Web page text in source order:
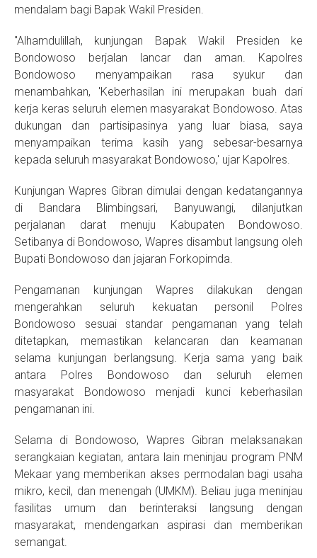
mendalam bagi Bapak Wakil Presiden.
"Alhamdulillah, kunjungan Bapak Wakil Presiden ke
Bondowoso berjalan lancar dan aman. Kapolres
Bondowoso menyampaikan rasa syukur dan
menambahkan, 'Keberhasilan ini merupakan buah dari
kerja keras seluruh elemen masyarakat Bondowoso. Atas
dukungan dan partisipasinya yang luar biasa, saya
menyampaikan terima kasih yang sebesar-besarnya
kepada seluruh masyarakat Bondowoso,' ujar Kapolres.
Kunjungan Wapres Gibran dimulai dengan kedatangannya
di Bandara Blimbingsari, Banyuwangi, dilanjutkan
perjalanan darat menuju Kabupaten Bondowoso.
Setibanya di Bondowoso, Wapres disambut langsung oleh
Bupati Bondowoso dan jajaran Forkopimda.
Pengamanan kunjungan Wapres dilakukan dengan
mengerahkan seluruh kekuatan personil Polres
Bondowoso sesuai standar pengamanan yang telah
ditetapkan, memastikan kelancaran dan keamanan
selama kunjungan berlangsung. Kerja sama yang baik
antara Polres Bondowoso dan seluruh elemen
masyarakat Bondowoso menjadi kunci keberhasilan
pengamanan ini.
Selama di Bondowoso, Wapres Gibran melaksanakan
serangkaian kegiatan, antara lain meninjau program PNM
Mekaar yang memberikan akses permodalan bagi usaha
mikro, kecil, dan menengah (UMKM). Beliau juga meninjau
fasilitas umum dan berinteraksi langsung dengan
masyarakat, mendengarkan aspirasi dan memberikan
semangat.